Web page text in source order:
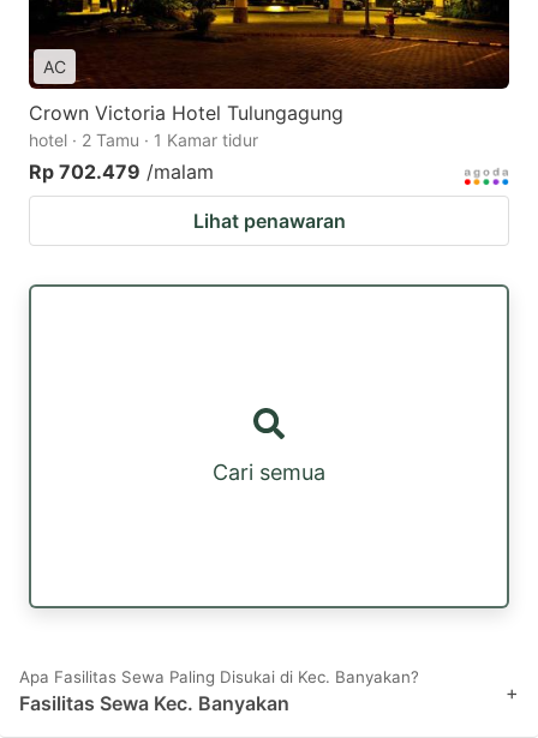
AC
Crown Victoria Hotel Tulungagung
hotel · 2 Tamu · 1 Kamar tidur
Rp 702.479 /malam
Lihat penawaran
Cari semua
Apa Fasilitas Sewa Paling Disukai di Kec. Banyakan?
Fasilitas Sewa Kec. Banyakan +